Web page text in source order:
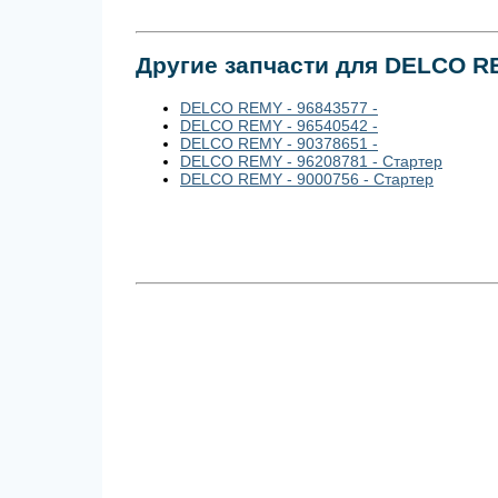
Другие запчасти для DELCO
DELCO REMY - 96843577 -
DELCO REMY - 96540542 -
DELCO REMY - 90378651 -
DELCO REMY - 96208781 - Стартер
DELCO REMY - 9000756 - Стартер